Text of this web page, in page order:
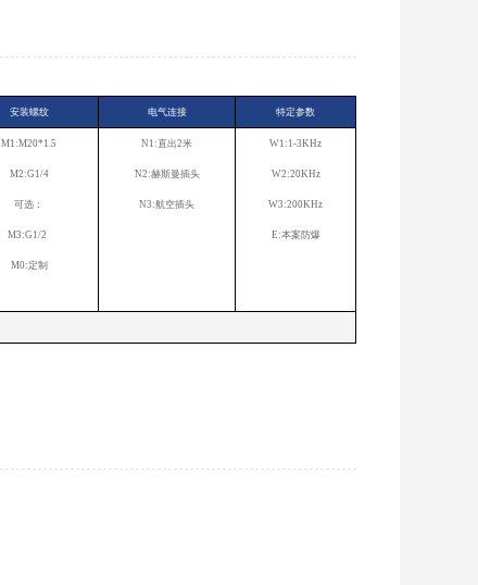
安装螺纹 电气连接 特定参数
M1:M20*1.5
M2:G1/4
可选：
M3:G1/2
M0:定制
N1:直出2米
N2:赫斯曼插头
N3:航空插头
W1:1-3KHz
W2:20KHz
W3:200KHz
E:本案防爆